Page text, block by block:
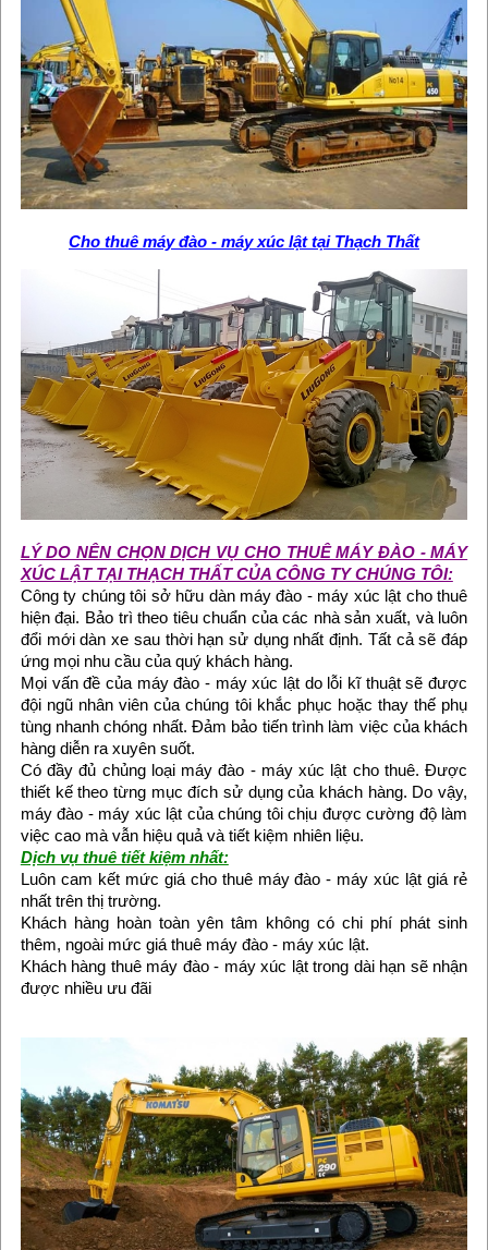
Cho thuê máy đào - máy xúc lật tại Thạch Thất
LÝ DO NÊN CHỌN DỊCH VỤ CHO THUÊ MÁY ĐÀO - MÁY
XÚC LẬT TẠI THẠCH THẤT CỦA CÔNG TY CHÚNG TÔI:
Công ty chúng tôi sở hữu dàn máy đào - máy xúc lật cho thuê
hiện đại. Bảo trì theo tiêu chuẩn của các nhà sản xuất, và luôn
đổi mới dàn xe sau thời hạn sử dụng nhất định. Tất cả sẽ đáp
ứng mọi nhu cầu của quý khách hàng.
Mọi vấn đề của máy đào - máy xúc lật do lỗi kĩ thuật sẽ được
đội ngũ nhân viên của chúng tôi khắc phục hoặc thay thế phụ
tùng nhanh chóng nhất. Đảm bảo tiến trình làm việc của khách
hàng diễn ra xuyên suốt.
Có đầy đủ chủng loại máy đào - máy xúc lật cho thuê. Được
thiết kế theo từng mục đích sử dụng của khách hàng. Do vậy,
máy đào - máy xúc lật của chúng tôi chịu được cường độ làm
việc cao mà vẫn hiệu quả và tiết kiệm nhiên liệu.
Dịch vụ thuê tiết kiệm nhất:
Luôn cam kết mức giá cho thuê máy đào - máy xúc lật giá rẻ
nhất trên thị trường.
Khách hàng hoàn toàn yên tâm không có chi phí phát sinh
thêm, ngoài mức giá thuê máy đào - máy xúc lật.
Khách hàng thuê máy đào - máy xúc lật trong dài hạn sẽ nhận
được nhiều ưu đãi